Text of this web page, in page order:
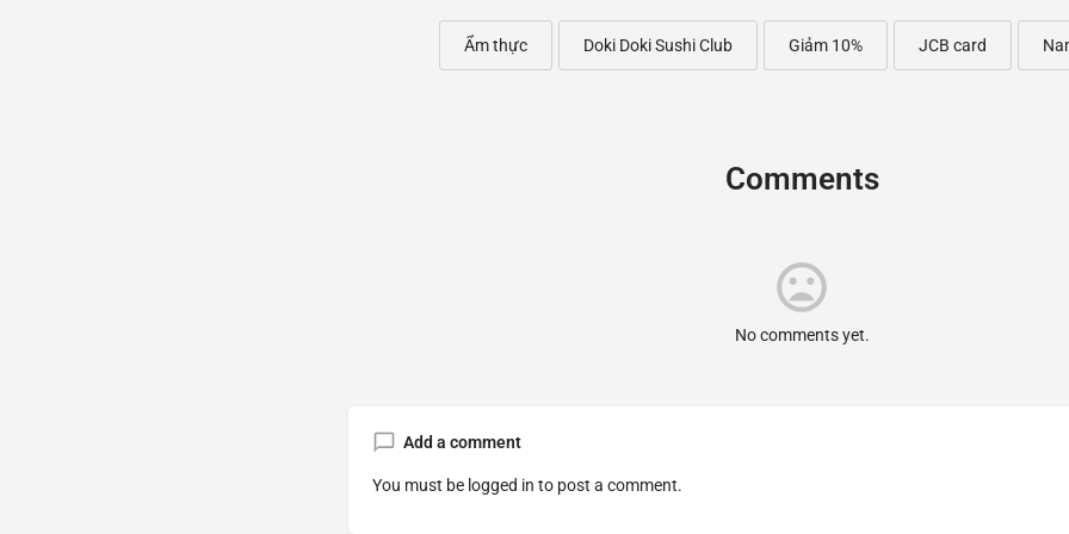
Ẩm thực Doki Doki Sushi Club Giảm 10% JCB card
Comments
No comments yet.
Add a comment
You must be logged in to post a comment.